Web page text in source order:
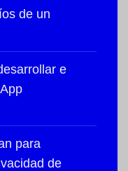
de un
e
para
de